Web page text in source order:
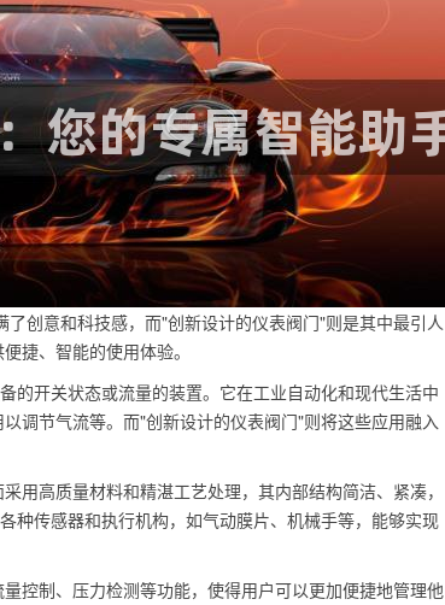
创意和科技感，而"创新设计的仪表阀门"则是其中最引人
捷、智能的使用体验。
的开关状态或流量的装置。它在工业自动化和现代生活中
调节气流等。而"创新设计的仪表阀门"则将这些应用融入
用高质量材料和精湛工艺处理，其内部结构简洁、紧凑，
种传感器和执行机构，如气动膜片、机械手等，能够实现
控制、压力检测等功能，使得用户可以更加便捷地管理他